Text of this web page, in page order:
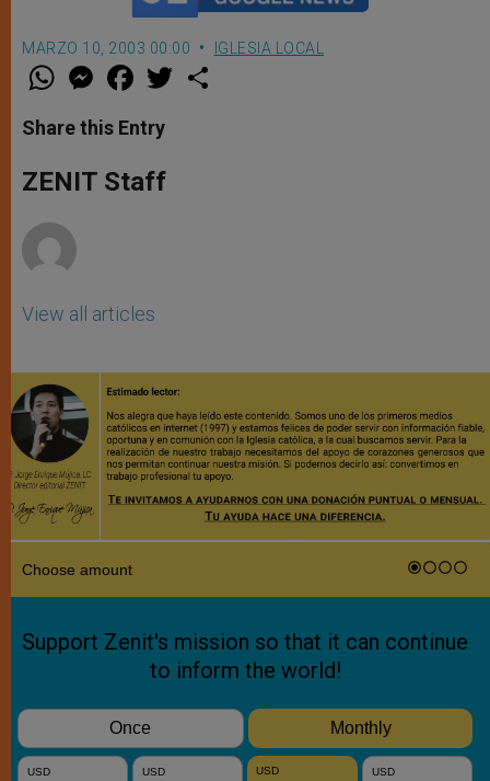
MARZO 10, 2003 00:00 IGLESIA LOCAL
W
t
s
p
p
M
e
s
e
g
e
F
a
e
b
o
k
w
Share this Entry
ZENIT Staff
View all articles